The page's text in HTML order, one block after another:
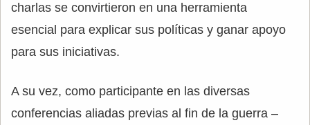
charlas se convirtieron en una herramienta
esencial para explicar sus políticas y ganar apoyo
para sus iniciativas.
A su vez, como participante en las diversas
conferencias aliadas previas al fin de la guerra –